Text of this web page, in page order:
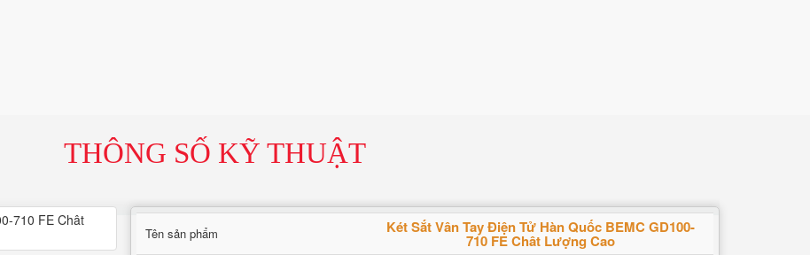
THÔNG SỐ KỸ THUẬT
Tên sản phẩm Két Sắt Vân Tay Điện Tử Hàn Quốc BEMC GD100-
710 FE Chât Lượng Cao